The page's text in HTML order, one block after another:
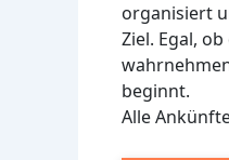
organisiert
Ziel. Egal,
beginnt.
Alle